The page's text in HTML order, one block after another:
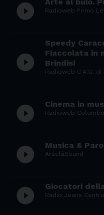
play_circle_filled Radioweb Primo
play_circle_filled
Speedy
Fiaccolata in
Brindisi
Radioweb C.A.G.
play_circle_filled Cinema in
Radioweb Colombo
play_circle_filled Musica &
ArzelàSound
play_circle_filled Giocatori
Radio Jeans